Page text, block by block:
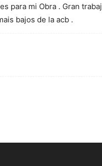
para mi Obra . Gran
bajos de la acb .